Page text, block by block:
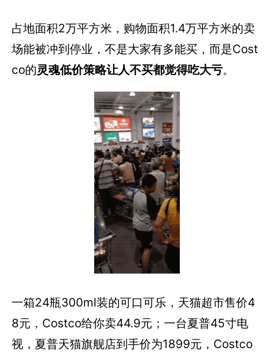
占地面积2万平方米，购物面积1.4万平方米的卖
场能被冲到停业，不是大家有多能买，而是Cost
co的灵魂低价策略让人不买都觉得吃大亏。
一箱24瓶300ml装的可口可乐，天猫超市售价4
8元，Costco给你卖44.9元；一台夏普45寸电
视，夏普天猫旗舰店到手价为1899元，Costco